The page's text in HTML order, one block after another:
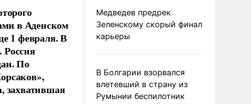
в Аденском
1 февраля. В
Россия
По
захватившая
Медведев предрек
Зеленскому скорый финал
карьеры
В Болгарии взорвался
влетевший в страну из
Румынии беспилотник